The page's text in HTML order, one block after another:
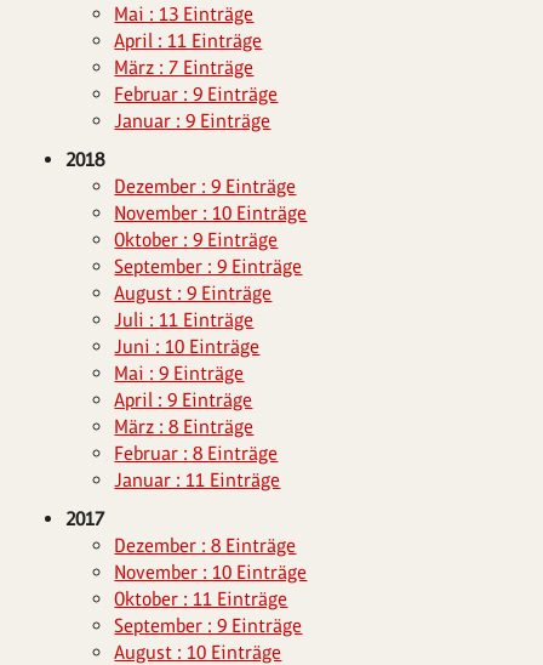
Mai : 13 Einträge
April : 11 Einträge
März : 7 Einträge
Februar : 9 Einträge
Januar : 9 Einträge
2018
Dezember : 9 Einträge
November : 10 Einträge
Oktober : 9 Einträge
September : 9 Einträge
August : 9 Einträge
Juli : 11 Einträge
Juni : 10 Einträge
Mai : 9 Einträge
April : 9 Einträge
März : 8 Einträge
Februar : 8 Einträge
Januar : 11 Einträge
2017
Dezember : 8 Einträge
November : 10 Einträge
Oktober : 11 Einträge
September : 9 Einträge
August : 10 Einträge